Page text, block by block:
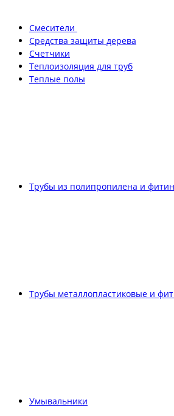
Смесители
Средства защиты дерева
Счетчики
Теплоизоляция для труб
Теплые полы
Трубы из полипропилена и
Трубы металлопластиковые и
Умывальники